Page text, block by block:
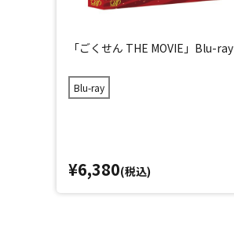
「ごくせん THE MOVIE」Blu-ray
Blu-ray
¥6,380(税込)